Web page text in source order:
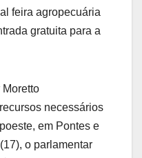
feira agropecuária
gratuita para a
necessários
em Pontes e
o parlamentar